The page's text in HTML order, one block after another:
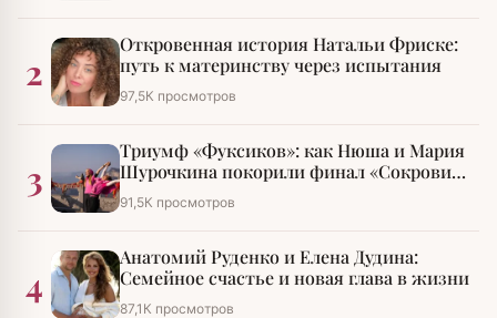
2
Откровенная история Натальи Фриске:
путь к материнству через испытания
97,5К просмотров
3
Триумф «Фуксиков»: как Нюша и Мария
Шурочкина покорили финал «Сокровищ
императора»
91,5К просмотров
4
Анатомий Руденко и Елена Дудина:
Семейное счастье и новая глава в жизни
87,1К просмотров